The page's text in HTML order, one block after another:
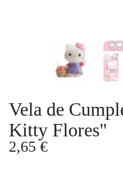
Vela de
Kitty Flores"
2,65 €